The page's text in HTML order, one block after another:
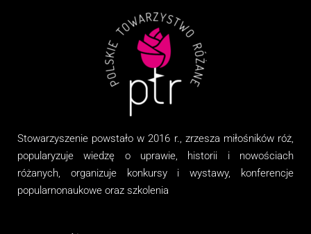
Stowarzyszenie powstało w 2016 r., zrzesza miłośników róż,
popularyzuje wiedzę o uprawie, historii i nowościach
różanych, organizujekonkursy i wystawy, konferencje
popularnonaukowe oraz szkolenia